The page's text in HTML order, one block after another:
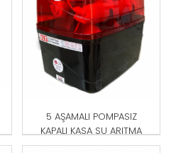
5 AŞAMALI POMPASIZ
KAPALI KASA SU ARITMA
CİHAZI KIRMIZI -SİYAH